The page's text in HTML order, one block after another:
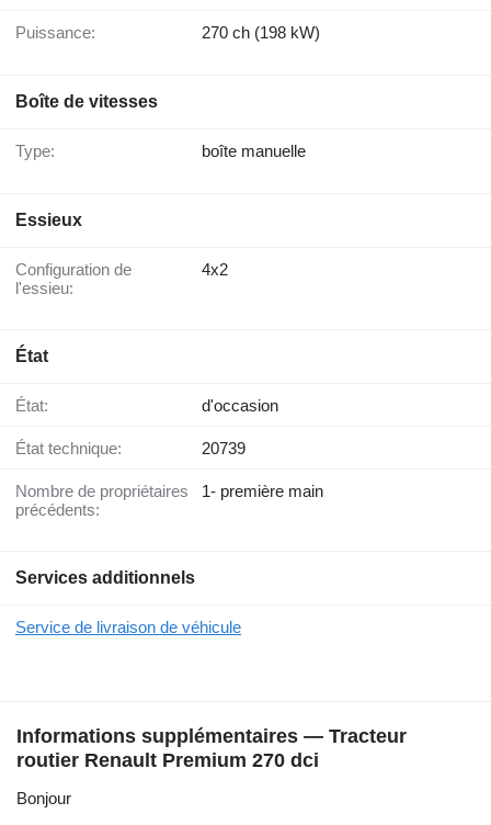
Puissance: 270 ch (198 kW)
Boîte de vitesses
Type: boîte manuelle
Essieux
Configuration de
l'essieu:
4x2
État
État: d'occasion
État technique: 20739
Nombre de propriétaires
précédents:
1- première main
Services additionnels
Service de livraison de véhicule
Informations supplémentaires — Tracteur
routier Renault Premium 270 dci
Bonjour